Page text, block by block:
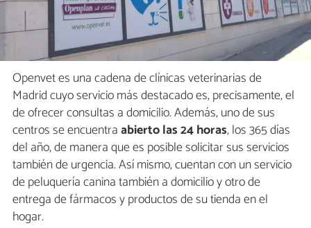
Openvet es una cadena de clínicas veterinarias de
Madrid cuyo servicio más destacado es, precisamente, el
de ofrecer consultas a domicilio. Además, uno de sus
centros se encuentraabierto las 24 horas, los 365 días
del año, de manera que es posible solicitar sus servicios
también de urgencia. Así mismo, cuentan con un servicio
de peluquería canina también a domicilio y otro de
entrega de fármacos y productos de su tienda en el
hogar.